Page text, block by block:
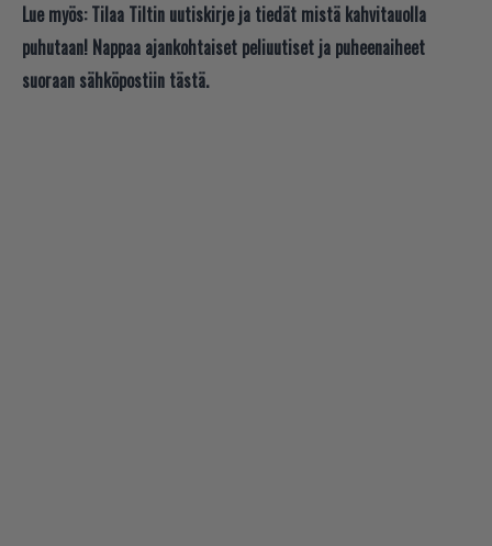
Lue myös: Tilaa Tiltin uutiskirje ja tiedät mistä kahvitauolla
puhutaan! Nappaa ajankohtaiset peliuutiset ja puheenaiheet
suoraan sähköpostiin tästä.